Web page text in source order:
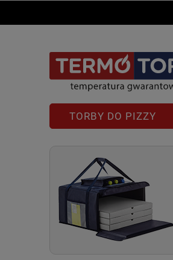
TORBY DO PIZZY